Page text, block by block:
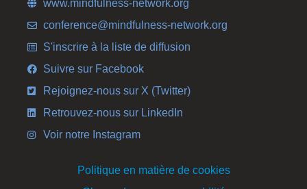
www.mindfulness-network.org
conference@mindfulness-network.org
S'inscrire à la liste de diffusion
Suivre sur Facebook
Rejoignez-nous sur X (Twitter)
Retrouvez-nous sur LinkedIn
Voir notre Instagram
Politique en matière de cookies